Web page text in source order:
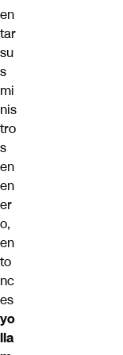
en
tar
su
s
mi
nis
tro
s
en
en
er
o,
en
to
nc
es
yo
lla